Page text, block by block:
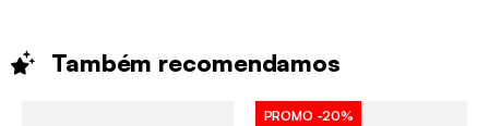
Também recomendamos
PROMO -20%